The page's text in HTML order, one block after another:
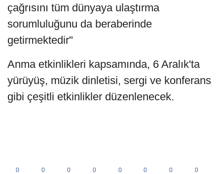
çağrısını tüm dünyaya ulaştırma
sorumluluğunu da beraberinde
getirmektedir"
Anma etkinlikleri kapsamında, 6 Aralık'ta
yürüyüş, müzik dinletisi, sergi ve konferans
gibi çeşitli etkinlikler düzenlenecek.